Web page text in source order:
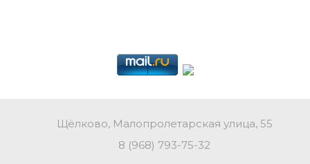
Щёлково, Малопролетарская улица, 55
8 (968) 793-75-32